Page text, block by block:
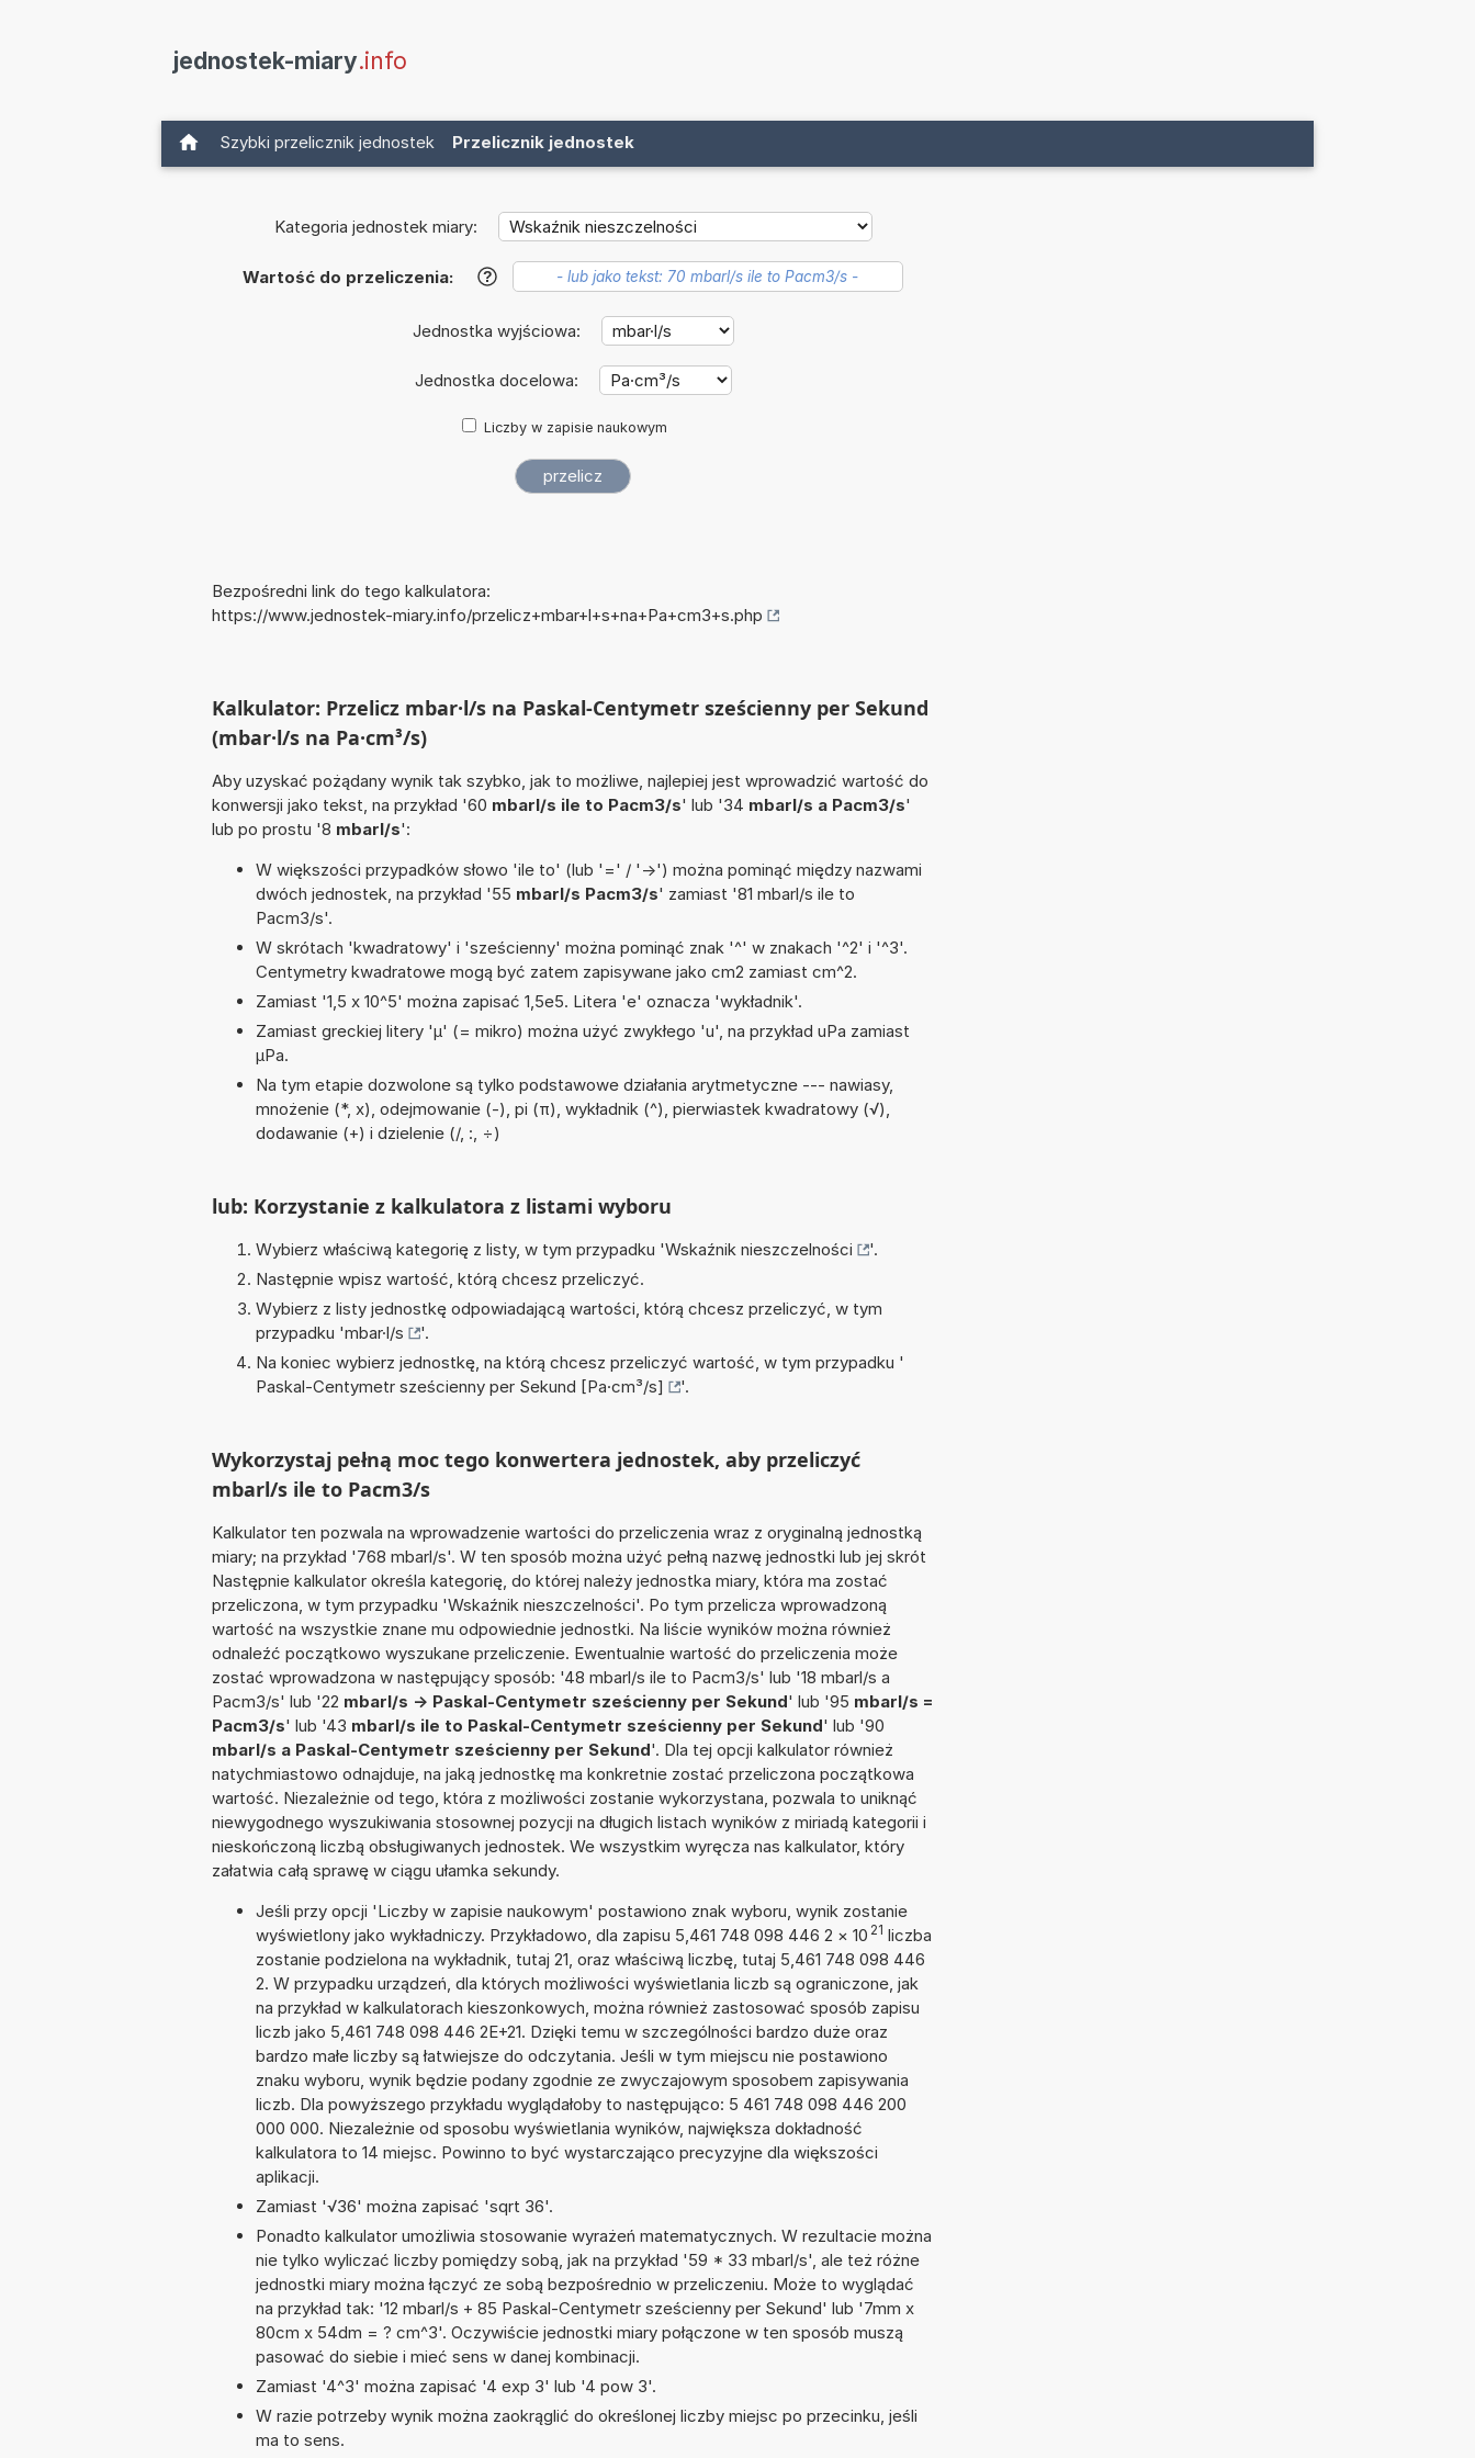
jednostek-miary.info
Szybki przelicznik jednostek Przelicznik jednostek
Kategoria jednostek miary:
Wartość do przeliczenia: ?
Jednostka wyjściowa:
Jednostka docelowa:
Liczby w zapisie naukowym
Bezpośredni link do tego kalkulatora:
https://www.jednostek-miary.info/przelicz+mbar+l+s+na+Pa+cm3+s.php
Kalkulator: Przelicz mbar·l/s na Paskal-Centymetr sześcienny per Sekund
(mbar·l/s na Pa·cm³/s)
Aby uzyskać pożądany wynik tak szybko, jak to możliwe, najlepiej jest wprowadzić wartość do
konwersji jako tekst, na przykład '60 mbarl/s ile to Pacm3/s' lub '34 mbarl/s a Pacm3/s'
lub po prostu '8 mbarl/s':
W większości przypadków słowo 'ile to' (lub '=' / '->') można pominąć między nazwami
dwóch jednostek, na przykład '55 mbarl/s Pacm3/s' zamiast '81 mbarl/s ile to
Pacm3/s'.
W skrótach 'kwadratowy' i 'sześcienny' można pominąć znak '^' w znakach '^2' i '^3'.
Centymetry kwadratowe mogą być zatem zapisywane jako cm2 zamiast cm^2.
Zamiast '1,5 x 10^5' można zapisać 1,5e5. Litera 'e' oznacza 'wykładnik'.
Zamiast greckiej litery 'µ' (= mikro) można użyć zwykłego 'u', na przykład uPa zamiast
µPa.
Na tym etapie dozwolone są tylko podstawowe działania arytmetyczne --- nawiasy,
mnożenie (*, x), odejmowanie (-), pi (π), wykładnik (^), pierwiastek kwadratowy (√),
dodawanie (+) i dzielenie (/, :, ÷)
lub: Korzystanie z kalkulatora z listami wyboru
Wybierz właściwą kategorię z listy, w tym przypadku 'Wskaźnik nieszczelności
'.
Następnie wpisz wartość, którą chcesz przeliczyć.
Wybierz z listy jednostkę odpowiadającą wartości, którą chcesz przeliczyć, w tym
przypadku 'mbar·l/s
'.
Na koniec wybierz jednostkę, na którą chcesz przeliczyć wartość, w tym przypadku '
Paskal-Centymetr sześcienny per Sekund [Pa·cm³/s]
'.
Wykorzystaj pełną moc tego konwertera jednostek, aby przeliczyć
mbarl/s ile to Pacm3/s
Kalkulator ten pozwala na wprowadzenie wartości do przeliczenia wraz z oryginalną jednostką
miary; na przykład '768 mbarl/s'. W ten sposób można użyć pełną nazwę jednostki lub jej skrót
Następnie kalkulator określa kategorię, do której należy jednostka miary, która ma zostać
przeliczona, w tym przypadku 'Wskaźnik nieszczelności'. Po tym przelicza wprowadzoną
wartość na wszystkie znane mu odpowiednie jednostki. Na liście wyników można również
odnaleźć początkowo wyszukane przeliczenie. Ewentualnie wartość do przeliczenia może
zostać wprowadzona w następujący sposób: '48 mbarl/s ile to Pacm3/s' lub '18 mbarl/s a
Pacm3/s' lub '22 mbarl/s -> Paskal-Centymetr sześcienny per Sekund' lub '95 mbarl/s =
Pacm3/s' lub '43 mbarl/s ile to Paskal-Centymetr sześcienny per Sekund' lub '90
mbarl/s a Paskal-Centymetr sześcienny per Sekund'. Dla tej opcji kalkulator również
natychmiastowo odnajduje, na jaką jednostkę ma konkretnie zostać przeliczona początkowa
wartość. Niezależnie od tego, która z możliwości zostanie wykorzystana, pozwala to uniknąć
niewygodnego wyszukiwania stosownej pozycji na długich listach wyników z miriadą kategorii i
nieskończoną liczbą obsługiwanych jednostek. We wszystkim wyręcza nas kalkulator, który
załatwia całą sprawę w ciągu ułamka sekundy.
Jeśli przy opcji 'Liczby w zapisie naukowym' postawiono znak wyboru, wynik zostanie
wyświetlony jako wykładniczy. Przykładowo, dla zapisu 5,461 748 098 446 2 × 10 21 liczba
zostanie podzielona na wykładnik, tutaj 21, oraz właściwą liczbę, tutaj 5,461 748 098 446
2. W przypadku urządzeń, dla których możliwości wyświetlania liczb są ograniczone, jak
na przykład w kalkulatorach kieszonkowych, można również zastosować sposób zapisu
liczb jako 5,461 748 098 446 2E+21. Dzięki temu w szczególności bardzo duże oraz
bardzo małe liczby są łatwiejsze do odczytania. Jeśli w tym miejscu nie postawiono
znaku wyboru, wynik będzie podany zgodnie ze zwyczajowym sposobem zapisywania
liczb. Dla powyższego przykładu wyglądałoby to następująco: 5 461 748 098 446 200
000 000. Niezależnie od sposobu wyświetlania wyników, największa dokładność
kalkulatora to 14 miejsc. Powinno to być wystarczająco precyzyjne dla większości
aplikacji.
Zamiast '√36' można zapisać 'sqrt 36'.
Ponadto kalkulator umożliwia stosowanie wyrażeń matematycznych. W rezultacie można
nie tylko wyliczać liczby pomiędzy sobą, jak na przykład '59 * 33 mbarl/s', ale też różne
jednostki miary można łączyć ze sobą bezpośrednio w przeliczeniu. Może to wyglądać
na przykład tak: '12 mbarl/s + 85 Paskal-Centymetr sześcienny per Sekund' lub '7mm x
80cm x 54dm = ? cm^3'. Oczywiście jednostki miary połączone w ten sposób muszą
pasować do siebie i mieć sens w danej kombinacji.
Zamiast '4^3' można zapisać '4 exp 3' lub '4 pow 3'.
W razie potrzeby wynik można zaokrąglić do określonej liczby miejsc po przecinku, jeśli
ma to sens.